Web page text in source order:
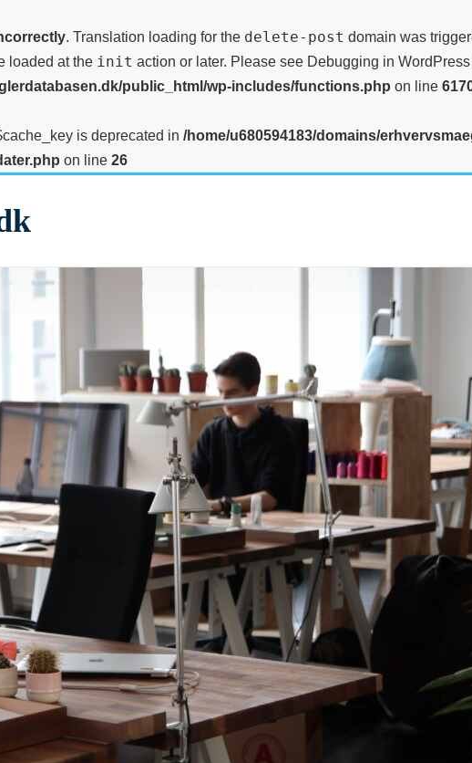
. Translation loading for the delete-post domain was
loaded at the init action or later. Please see Debugging in WordPress
public_html/wp-includes/functions.php on line
is deprecated in /home/u680594183/domains/
on line 26